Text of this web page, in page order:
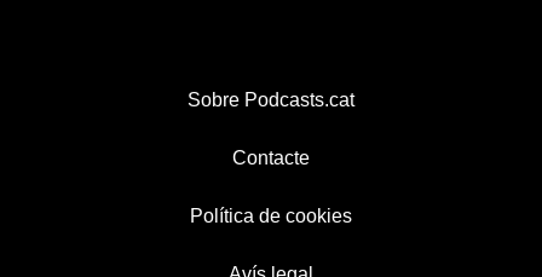
Sobre Podcasts.cat
Contacte
Política de cookies